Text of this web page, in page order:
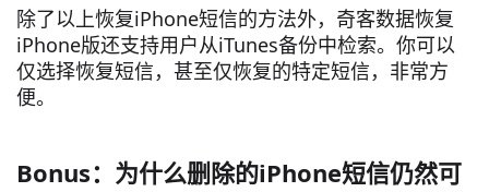
除了以上恢复iPhone短信的方法外，奇客数据恢复
iPhone版还支持用户从iTunes备份中检索。你可以
仅选择恢复短信，甚至仅恢复的特定短信，非常方
便。
Bonus：为什么删除的iPhone短信仍然可